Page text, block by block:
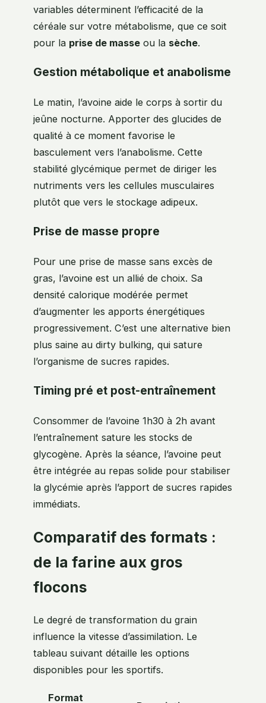
variables déterminent l’efficacité de la
céréale sur votre métabolisme, que ce soit
pour la prise de masse ou la sèche.
Gestion métabolique et anabolisme
Le matin, l’avoine aide le corps à sortir du
jeûne nocturne. Apporter des glucides de
qualité à ce moment favorise le
basculement vers l’anabolisme. Cette
stabilité glycémique permet de diriger les
nutriments vers les cellules musculaires
plutôt que vers le stockage adipeux.
Prise de masse propre
Pour une prise de masse sans excès de
gras, l’avoine est un allié de choix. Sa
densité calorique modérée permet
d’augmenter les apports énergétiques
progressivement. C’est une alternative bien
plus saine au dirty bulking, qui sature
l’organisme de sucres rapides.
Timing pré et post-entraînement
Consommer de l’avoine 1h30 à 2h avant
l’entraînement sature les stocks de
glycogène. Après la séance, l’avoine peut
être intégrée au repas solide pour stabiliser
la glycémie après l’apport de sucres rapides
immédiats.
Comparatif des formats :
de la farine aux gros
flocons
Le degré de transformation du grain
influence la vitesse d’assimilation. Le
tableau suivant détaille les options
disponibles pour les sportifs.
Format